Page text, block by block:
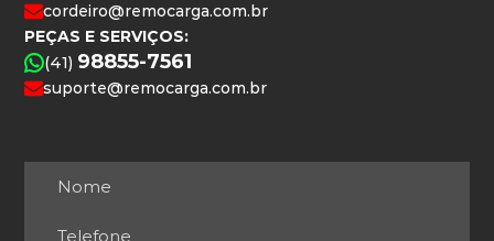
cordeiro@remocarga.com.br
PEÇAS E SERVIÇOS:
(41) 98855-7561
suporte@remocarga.com.br